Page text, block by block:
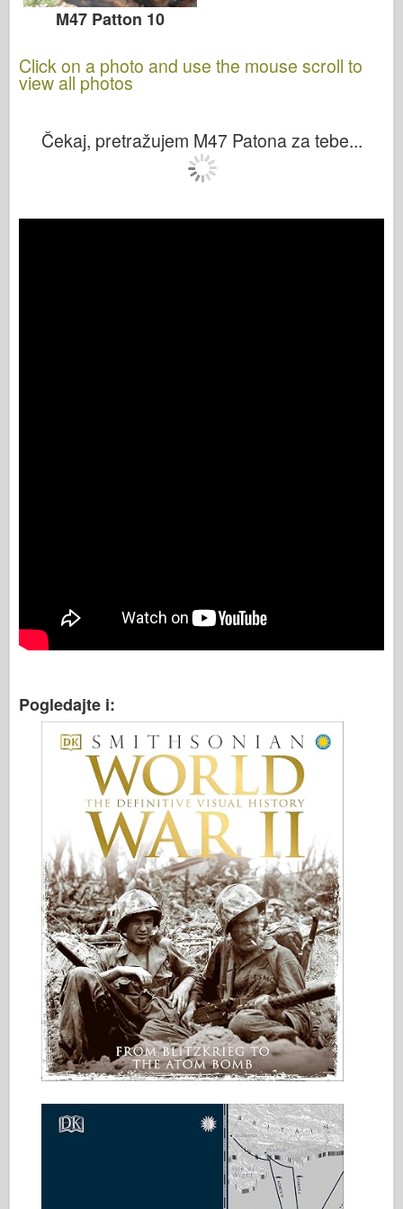
M47 Patton 10
Click on a photo and use the mouse scroll to
view all photos
Čekaj, pretražujem M47 Patona za tebe...
Pogledajte i: